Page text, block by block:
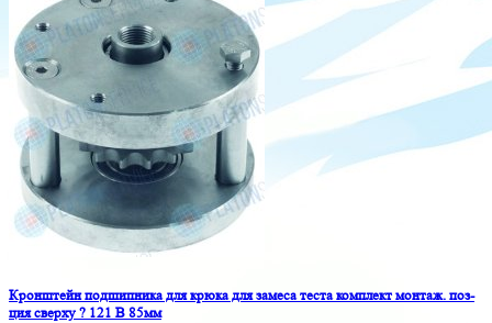
Кронштейн подшипника для крюка для замеса теста комплект монтаж. поз-
ция сверху ? 121 В 85мм